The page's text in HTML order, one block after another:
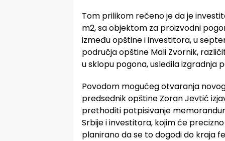
Tom prilikom rečeno je da je
m2, sa objektom za proizvodni
između opštine i investitora, u
područja opštine Mali Zvornik,
u sklopu pogona, usledila izgradnja
Povodom mogućeg otvaranja
predsednik opštine Zoran Jevtić
prethoditi potpisivanje
Srbije i investitora, kojim će
planirano da se to dogodi do kraja